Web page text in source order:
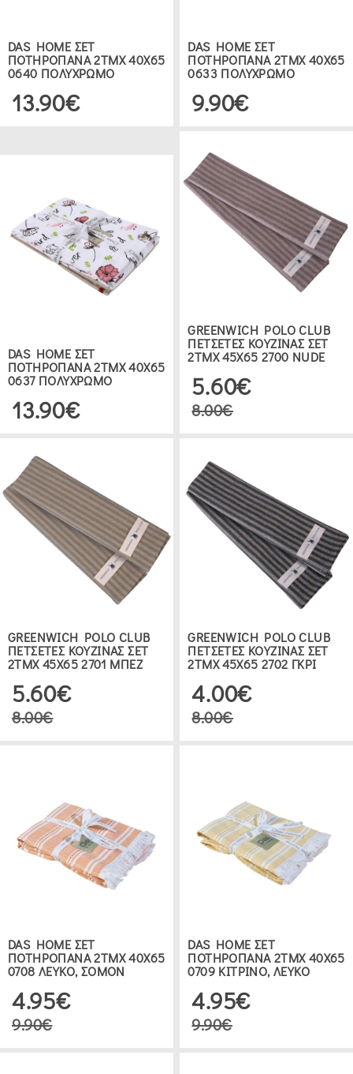
DAS HOME ΣΕΤ
ΠΟΤΗΡΟΠΑΝΑ 2ΤΜΧ 40Χ65
0640 ΠΟΛΥΧΡΩΜΟ
13.90€
DAS HOME ΣΕΤ
ΠΟΤΗΡΟΠΑΝΑ 2ΤΜΧ 40Χ65
0633 ΠΟΛΥΧΡΩΜΟ
9.90€
DAS HOME ΣΕΤ
ΠΟΤΗΡΟΠΑΝΑ 2ΤΜΧ 40Χ65
0637 ΠΟΛΥΧΡΩΜΟ
13.90€
GREENWICH POLO CLUB
ΠΕΤΣΕΤΕΣ ΚΟΥΖΙΝΑΣ ΣΕΤ
2TMX 45Χ65 2700 NUDE
5.60€
8.00€
GREENWICH POLO CLUB
ΠΕΤΣΕΤΕΣ ΚΟΥΖΙΝΑΣ ΣΕΤ
2TMX 45Χ65 2701 ΜΠΕΖ
5.60€
8.00€
GREENWICH POLO CLUB
ΠΕΤΣΕΤΕΣ ΚΟΥΖΙΝΑΣ ΣΕΤ
2TMX 45Χ65 2702 ΓΚΡΙ
4.00€
8.00€
DAS HOME ΣΕΤ
ΠΟΤΗΡΟΠΑΝΑ 2ΤΜΧ 40Χ65
0708 ΛΕΥΚΟ, ΣΟΜΟΝ
4.95€
9.90€
DAS HOME ΣΕΤ
ΠΟΤΗΡΟΠΑΝΑ 2ΤΜΧ 40Χ65
0709 ΚΙΤΡΙΝΟ, ΛΕΥΚΟ
4.95€
9.90€